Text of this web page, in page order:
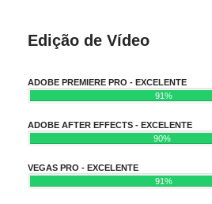
Edição de Vídeo
ADOBE PREMIERE PRO - EXCELENTE
91%
ADOBE AFTER EFFECTS - EXCELENTE
90%
VEGAS PRO - EXCELENTE
91%